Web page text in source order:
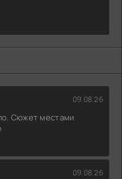
09.08.26
Сюжет местами
09.08.26